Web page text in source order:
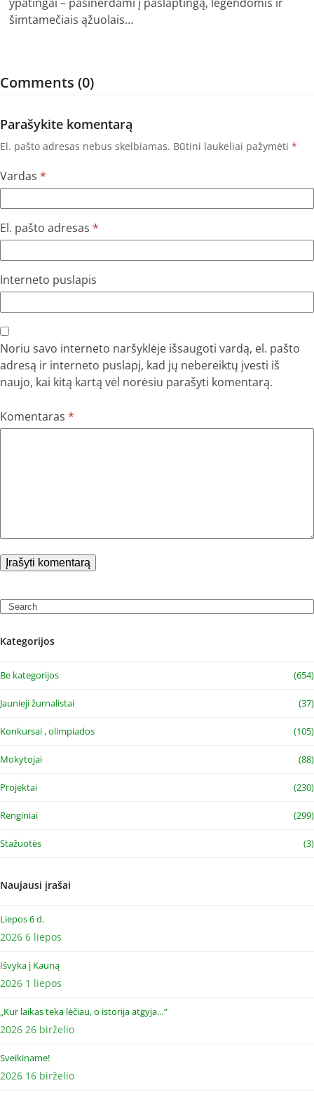
ypatingai – pasinerdami į paslaptingą, legendomis ir
šimtamečiais ąžuolais…
Comments (0)
Parašykite komentarą
El. pašto adresas nebus skelbiamas. Būtini laukeliai pažymėti *
Vardas *
El. pašto adresas *
Interneto puslapis
Noriu savo interneto naršyklėje išsaugoti vardą, el. pašto
adresą ir interneto puslapį, kad jų nebereiktų įvesti iš
naujo, kai kitą kartą vėl norėsiu parašyti komentarą.
Komentaras *
Search
Kategorijos
Be kategorijos (654)
Jaunieji žurnalistai (37)
Konkursai , olimpiados (105)
Mokytojai (88)
Projektai (230)
Renginiai (299)
Stažuotės (3)
Naujausi įrašai
Liepos 6 d.
2026 6 liepos
Išvyka į Kauną
2026 1 liepos
„Kur laikas teka lėčiau, o istorija atgyja…“
2026 26 birželio
Sveikiname!
2026 16 birželio